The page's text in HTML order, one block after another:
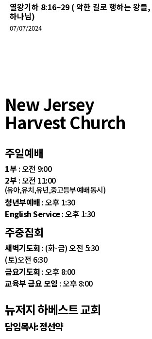
열왕기하 8:16~29 ( 악한 길로 행하는 왕들
하나님)
07/07/2024
New Jersey
Harvest Church
주일예배
1부 : 오전 9:00
2부 : 오전 11:00
(유아,유치,유년,중고등부 예배 동시)
청년부예배 : 오후 1:30
English Service: 오후 1:30
주중집회
새벽기도회 : (화-금) 오전 5:30
(토)오전 6:30
금요기도회 : 오후 8:00
교육부 금요 모임 : 오후 8:00
뉴저지 하베스트 교회
담임목사: 정선약